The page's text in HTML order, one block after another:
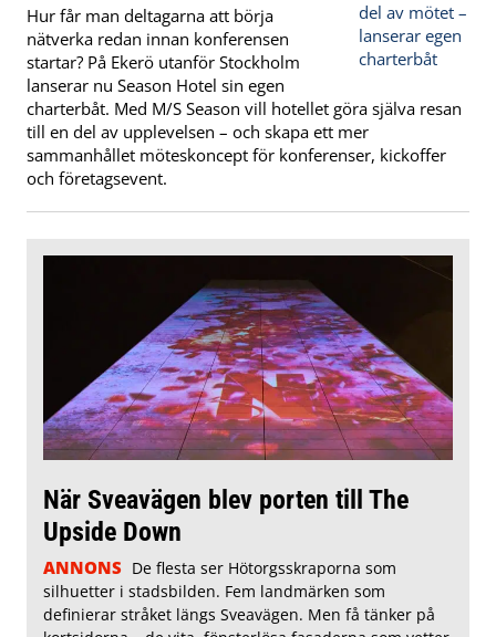
Hur får man deltagarna att börja
nätverka redan innan konferensen
startar? På Ekerö utanför Stockholm
lanserar nu Season Hotel sin egen
charterbåt. Med M/S Season vill hotellet göra själva resan
till en del av upplevelsen – och skapa ett mer
sammanhållet möteskoncept för konferenser, kickoffer
och företagsevent.
När Sveavägen blev porten till The
Upside Down
ANNONS De flesta ser Hötorgsskraporna som
silhuetter i stadsbilden. Fem landmärken som
definierar stråket längs Sveavägen. Men få tänker på